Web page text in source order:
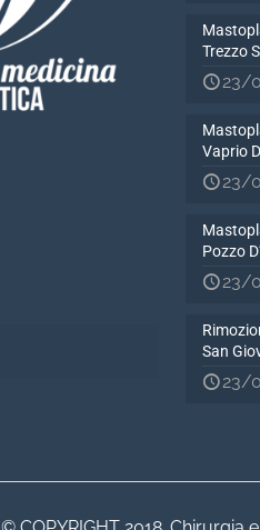
Trezzo
23/
Vaprio
23/
Pozzo
23/
San
23/